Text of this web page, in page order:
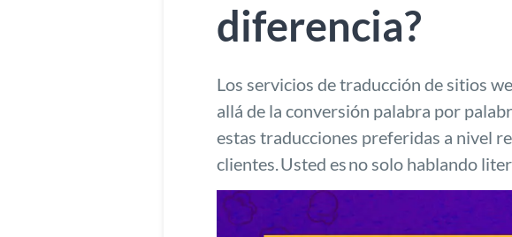
diferencia?
Los servicios de traducción de sitios
allá de la conversión palabra por
estas traducciones preferidas a nivel
clientes.Usted esno solo hablando